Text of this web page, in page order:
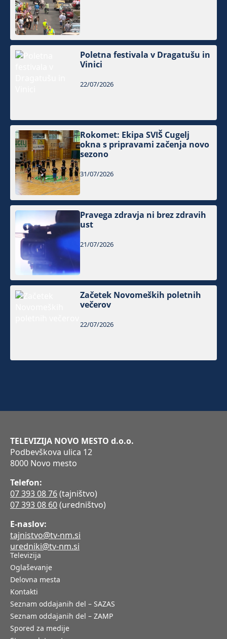
Poletna festivala v Dragatušu in
Vinici
22/07/2026
Rokomet: Ekipa SVIŠ Cugelj
okna s pripravami začenja novo
sezono
31/07/2026
Pravega zdravja ni brez zdravih
ust
21/07/2026
Začetek Novomeških poletnih
večerov
22/07/2026
TELEVIZIJA NOVO MESTO d.o.o.
Podbevškova ulica 12
8000 Novo mesto
Telefon:
07 393 08 76(tajništvo)
07 393 08 60(uredništvo)
E-naslov:
tajnistvo@tv-nm.si
uredniki@tv-nm.si
Televizija
Oglaševanje
Delovna mesta
Kontakti
Seznam oddajanih del – SAZAS
Seznam oddajanih del – ZAMP
Spored za medije